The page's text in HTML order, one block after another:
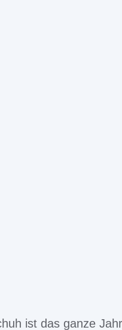
ist das ganze